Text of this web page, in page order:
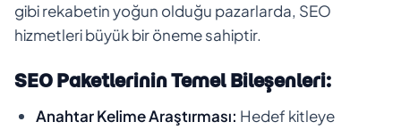
gibi rekabetin yoğun olduğu pazarlarda, SEO
hizmetleri büyük bir öneme sahiptir.
SEO Paketlerinin Temel Bileşenleri:
Anahtar Kelime Araştırması: Hedef kitleye